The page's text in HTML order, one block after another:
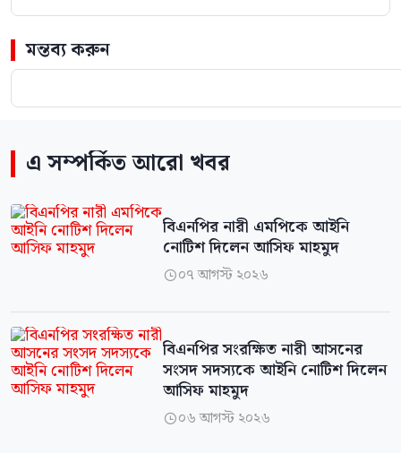
মন্তব্য করুন
এ সম্পর্কিত আরো খবর
বিএনপির নারী এমপিকে আইনি
নোটিশ দিলেন আসিফ মাহমুদ
০৭ আগস্ট ২০২৬
বিএনপির সংরক্ষিত নারী আসনের
সংসদ সদস্যকে আইনি নোটিশ দিলেন
আসিফ মাহমুদ
০৬ আগস্ট ২০২৬